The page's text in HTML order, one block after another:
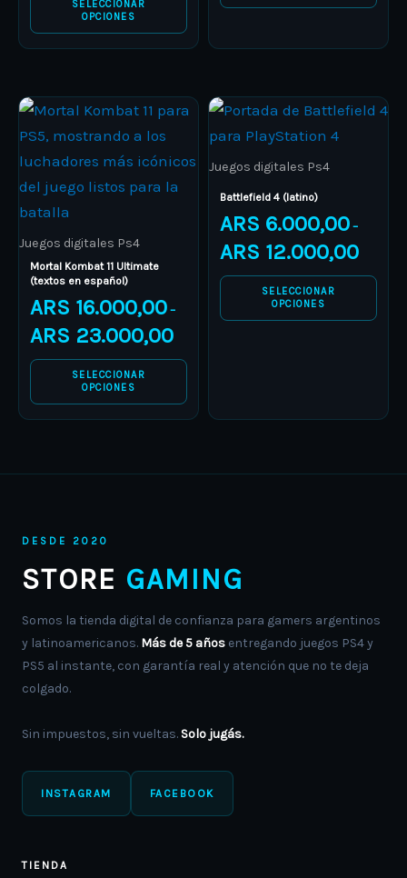
SELECCIONAR
OPCIONES
product
product
Juegos digitales Ps4
Mortal Kombat 11 Ultimate
(textos en español)
ARS 16.000,00 –
ARS 23.000,00
Price
range:
ARS 16.000,00
through
ARS 23.000,00
SELECCIONAR
OPCIONES
This
product
has
multiple
variants.
The
options
may
be
chosen
on
product
Juegos digitales Ps4
Battlefield 4 (latino)
ARS 6.000,00 –
ARS 12.000,00
Price
range:
SELECCIONAR
OPCIONES
This
product
has
The
options
may
be
product
DESDE 2020
STORE GAMING
Somos la tienda digital de confianza para gamers argentinos
y latinoamericanos. Más de 5 años entregando juegos PS4 y
PS5 al instante, con garantía real y atención que no te deja
colgado.
Sin impuestos, sin vueltas. Solo jugás.
INSTAGRAM FACEBOOK
TIENDA